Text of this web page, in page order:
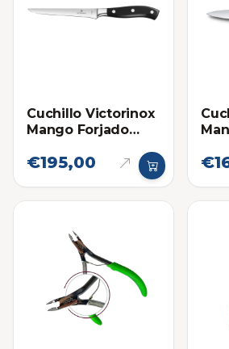
Cuchillo Victorinox
Mango Forjado
€195,00